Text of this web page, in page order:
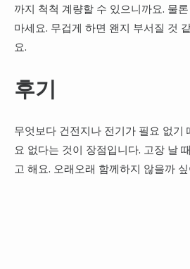
까지 척척 계량할 수 있으니까요. 물
마세요. 무겁게 하면 왠지 부서질 것
요.
후기
무엇보다 건전지나 전기가 필요 없기
요 없다는 것이 장점입니다. 고장 날
고 해요. 오래오래 함께하지 않을까